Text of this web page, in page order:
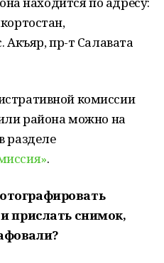
Акъяр, пр-т Салавата
комиссии
района можно на
разделе
.
прислать снимок,